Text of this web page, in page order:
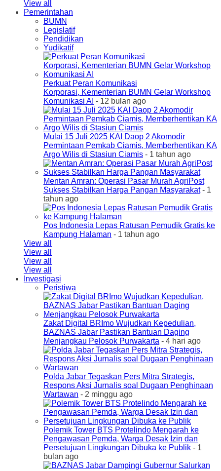
View all
Pemerintahan
BUMN
Legislatif
Pendidikan
Yudikatif
Perkuat Peran Komunikasi
Korporasi, Kementerian BUMN Gelar Workshop
Komunikasi AI - 12 bulan ago
Mulai 15 Juli 2025 KAI Daop 2 Akomodir
Permintaan Pemkab Ciamis, Memberhentikan KA
Argo Wilis di Stasiun Ciamis - 1 tahun ago
Mentan Amran: Operasi Pasar Murah AgriPost
Sukses Stabilkan Harga Pangan Masyarakat- 1
tahun ago
Pos Indonesia Lepas Ratusan Pemudik Gratis ke
Kampung Halaman - 1 tahun ago
View all
View all
View all
View all
Investigasi
Peristiwa
Zakat Digital BRImo Wujudkan Kepedulian,
BAZNAS Jabar Pastikan Bantuan Daging
Menjangkau Pelosok Purwakarta - 4 hari ago
Polda Jabar Tegaskan Pers Mitra Strategis,
Respons Aksi Jurnalis soal Dugaan Penghinaan
Wartawan - 2 minggu ago
Polemik Tower BTS Protelindo Mengarah ke
Pengawasan Pemda, Warga Desak Izin dan
Persetujuan Lingkungan Dibuka ke Publik - 1
bulan ago